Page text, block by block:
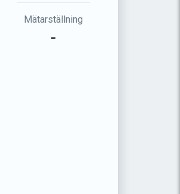
Mätarställning
-